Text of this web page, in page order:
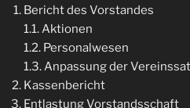
Bericht des Vorstandes
1.1. Aktionen
1.2. Personalwesen
1.3. Anpassung der
Kassenbericht
Entlastung Vorstandsschaft